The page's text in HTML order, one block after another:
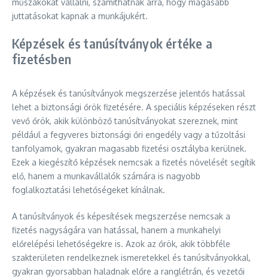
műszakokat vállalni, számíthatnak arra, hogy magasabb
juttatásokat kapnak a munkájukért.
Képzések és tanúsítványok értéke a
fizetésben
A képzések és tanúsítványok megszerzése jelentős hatással
lehet a biztonsági őrök fizetésére. A speciális képzéseken részt
vevő őrök, akik különböző tanúsítványokat szereznek, mint
például a fegyveres biztonsági őri engedély vagy a tűzoltási
tanfolyamok, gyakran magasabb fizetési osztályba kerülnek.
Ezek a kiegészítő képzések nemcsak a fizetés növelését segítik
elő, hanem a munkavállalók számára is nagyobb
foglalkoztatási lehetőségeket kínálnak.
A tanúsítványok és képesítések megszerzése nemcsak a
fizetés nagyságára van hatással, hanem a munkahelyi
előrelépési lehetőségekre is. Azok az őrök, akik többféle
szakterületen rendelkeznek ismeretekkel és tanúsítványokkal,
gyakran gyorsabban haladnak előre a ranglétrán, és vezetői